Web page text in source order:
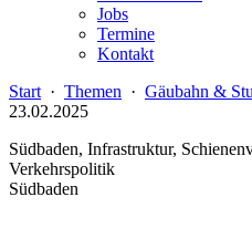
Jobs
Termine
Kontakt
Start · Themen · Gäubahn &
23.02.2025
Südbaden, Infrastruktur,
Verkehrspolitik
Südbaden